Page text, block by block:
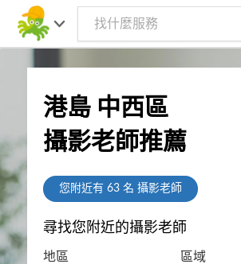
港島 中西區
攝影老師推薦
您附近有 63名 攝影老師
尋找您附近的攝影老師
地區 區域